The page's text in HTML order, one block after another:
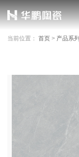
当前位置： 首页 > 产品系列